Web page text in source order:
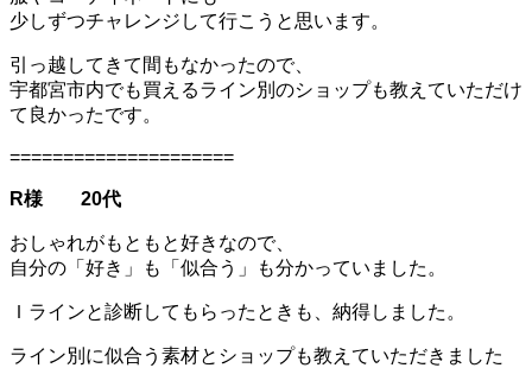
少しずつチャレンジして行こうと思います。
引っ越してきて間もなかったので、
宇都宮市内でも買えるライン別のショップも教えていただけ
て良かったです。
=====================
R様 20代
おしゃれがもともと好きなので、
自分の「好き」も「似合う」も分かっていました。
Ｉラインと診断してもらったときも、納得しました。
ライン別に似合う素材とショップも教えていただきました